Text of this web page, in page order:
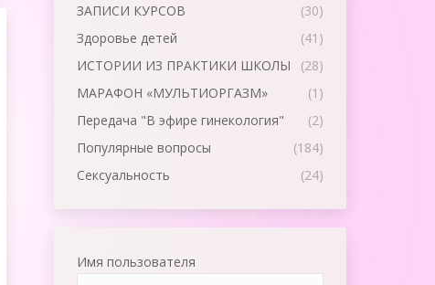
ЗАПИСИ КУРСОВ
(30)
Здоровье детей
(41)
ИСТОРИИ ИЗ ПРАКТИКИ ШКОЛЫ
(28)
МАРАФОН «МУЛЬТИОРГАЗМ»
(1)
Передача "В эфире гинекология"
(2)
Популярные вопросы
(184)
Сексуальность
(24)
Имя пользователя